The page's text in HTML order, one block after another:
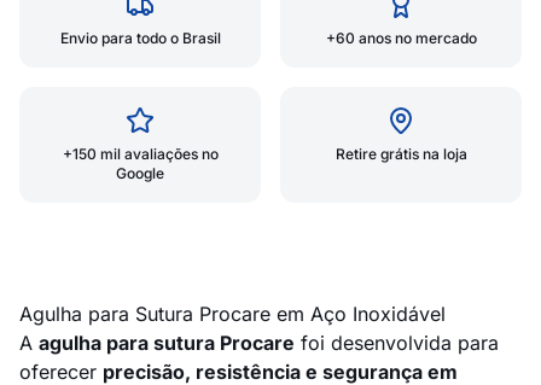
Envio para todo o Brasil +60 anos no mercado
+150 mil avaliações no
Google
Retire grátis na loja
Agulha para Sutura Procare em Aço Inoxidável
A agulha para sutura Procare foi desenvolvida para
oferecer precisão, resistência e segurança em